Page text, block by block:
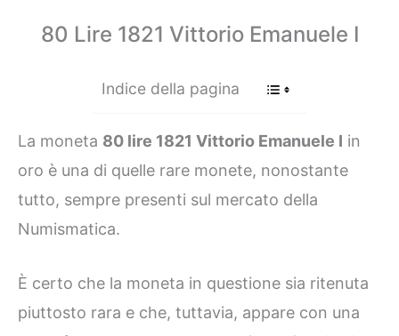
80 Lire 1821 Vittorio Emanuele I
Indice della pagina
La moneta 80 lire 1821 Vittorio Emanuele I in
oro è una di quelle rare monete, nonostante
tutto, sempre presenti sul mercato della
Numismatica.
È certo che la moneta in questione sia ritenuta
piuttosto rara e che, tuttavia, appare con una